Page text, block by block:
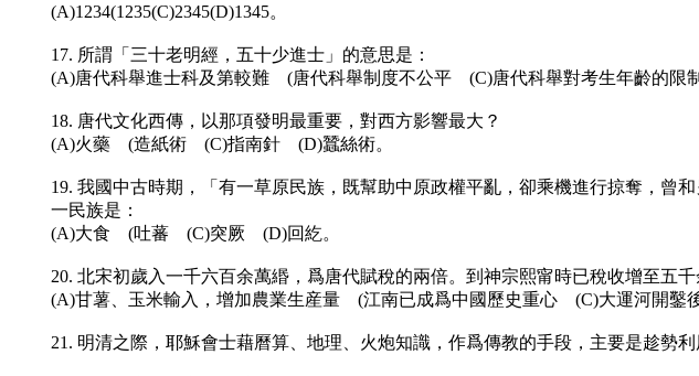
(A)1234(1235(C)2345(D)1345。
17. 所謂「三十老明經，五十少進士」的意思是：
(A)唐代科舉進士科及第較難 (唐代科舉制度不公平 (C)唐代科舉對考生年齡的限
18. 唐代文化西傳，以那項發明最重要，對西方影響最大？
(A)火藥 (造紙術 (C)指南針 (D)蠶絲術。
19. 我國中古時期，「有一草原民族，既幫助中原政權平亂，卻乘機進行掠奪，曾
一民族是：
(A)大食 (吐蕃 (C)突厥 (D)回紇。
20. 北宋初歲入一千六百余萬緡，爲唐代賦稅的兩倍。到神宗熙甯時已稅收增至五
(A)甘薯、玉米輸入，增加農業生産量 (江南已成爲中國歷史重心 (C)大運河開鑿
21. 明清之際，耶穌會士藉曆算、地理、火炮知識，作爲傳教的手段，主要是趁